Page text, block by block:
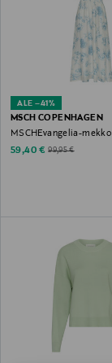
ALE –41%
MSCH COPENHAGEN
MSCHEvangelia-mekko
Discounted Price
59,40 € Original Price
99,95 €